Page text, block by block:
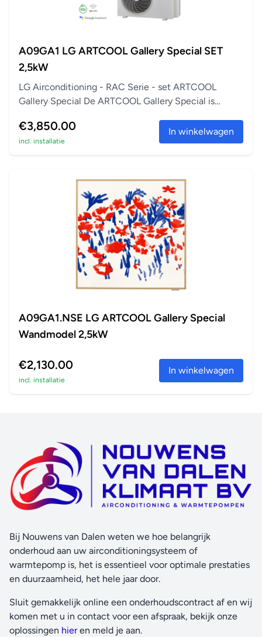
A09GA1 LG ARTCOOL Gallery Special SET
2,5kW
LG Airconditioning - RAC Serie - set ARTCOOL
Gallery Special De ARTCOOL Gallery Special is
€3,850.00
incl. installatie
In winkelwagen
A09GA1.NSE LG ARTCOOL Gallery Special
Wandmodel 2,5kW
€2,130.00
incl. installatie
In winkelwagen
Bij Nouwens van Dalen weten we hoe belangrijk
onderhoud aan uw airconditioningsysteem of
warmtepomp is, het is essentieel voor optimale prestaties
en duurzaamheid, het hele jaar door.
Sluit gemakkelijk online een onderhoudscontract af en wij
komen met u in contact voor een afspraak, bekijk onze
oplossingen hieren meld je aan.